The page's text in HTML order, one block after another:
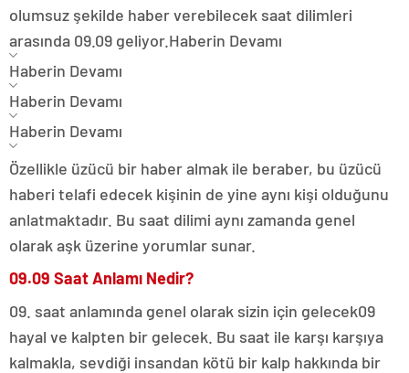
olumsuz şekilde haber verebilecek saat dilimleri
arasında 09.09 geliyor. Haberin Devamı
Haberin Devamı
Haberin Devamı
Haberin Devamı
Özellikle üzücü bir haber almak ile beraber, bu üzücü
haberi telafi edecek kişinin de yine aynı kişi olduğunu
anlatmaktadır. Bu saat dilimi aynı zamanda genel
olarak aşk üzerine yorumlar sunar.
09.09 Saat Anlamı Nedir?
09. saat anlamında genel olarak sizin için gelecek09
hayal ve kalpten bir gelecek. Bu saat ile karşı karşıya
kalmakla, sevdiği insandan kötü bir kalp hakkında bir